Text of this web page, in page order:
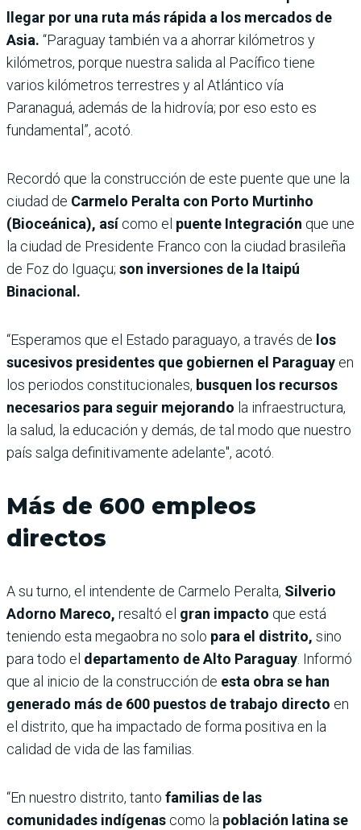
llegar por una ruta más rápida a los mercados de
Asia. “Paraguay también va a ahorrar kilómetros y
kilómetros, porque nuestra salida al Pacífico tiene
varios kilómetros terrestres y al Atlántico vía
Paranaguá, además de la hidrovía; por eso esto es
fundamental”, acotó.
Recordó que la construcción de este puente que une la
ciudad de Carmelo Peralta con Porto Murtinho
(Bioceánica), asícomo el puente Integración que une
la ciudad de Presidente Franco con la ciudad brasileña
de Foz do Iguaçu; son inversiones de la Itaipú
Binacional.
“Esperamos que el Estado paraguayo, a través de los
sucesivos presidentes que gobiernen el Paraguay en
los periodos constitucionales, busquen los recursos
necesarios para seguir mejorando la infraestructura,
la salud, la educación y demás, de tal modo que nuestro
país salga definitivamente adelante", acotó.
Más de 600 empleos
directos
A su turno, el intendente de Carmelo Peralta, Silverio
Adorno Mareco, resaltó el gran impacto que está
teniendo esta megaobra no solo para el distrito, sino
para todo el departamento de Alto Paraguay. Informó
que al inicio de la construcción de esta obra se han
generado más de 600 puestos de trabajo directo en
el distrito, que ha impactado de forma positiva en la
calidad de vida de las familias.
“En nuestro distrito, tanto familias de las
comunidades indígenas como la población latina se